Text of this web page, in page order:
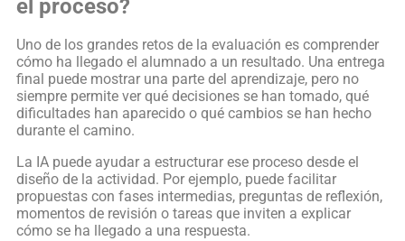
el proceso?
Uno de los grandes retos de la evaluación es comprender
cómo ha llegado el alumnado a un resultado. Una entrega
final puede mostrar una parte del aprendizaje, pero no
siempre permite ver qué decisiones se han tomado, qué
dificultades han aparecido o qué cambios se han hecho
durante el camino.
La IA puede ayudar a estructurar ese proceso desde el
diseño de la actividad. Por ejemplo, puede facilitar
propuestas con fases intermedias, preguntas de reflexión,
momentos de revisión o tareas que inviten a explicar
cómo se ha llegado a una respuesta.